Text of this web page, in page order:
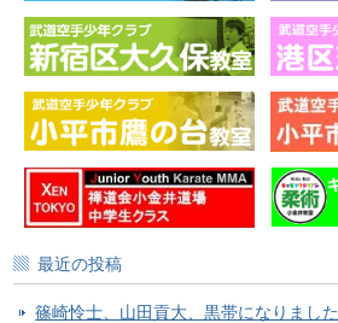
最近の投稿
篠崎怜士、山田貢大、黒帯になりました